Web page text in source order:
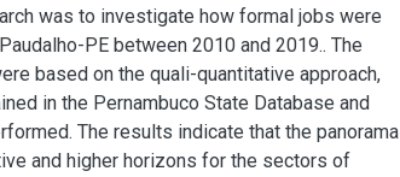
was to investigate how formal jobs were
PE between 2010 and 2019.. The
based on the quali-quantitative approach,
in the Pernambuco State Database and
The results indicate that the panorama
and higher horizons for the sectors of